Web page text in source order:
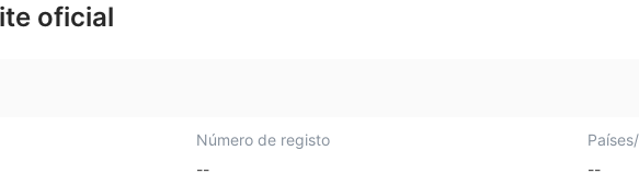
oficial
Número de registo
--
--